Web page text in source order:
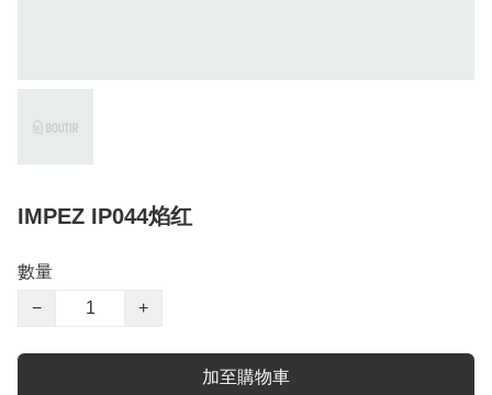
IMPEZ IP044焰红
數量
−
+
加至購物車